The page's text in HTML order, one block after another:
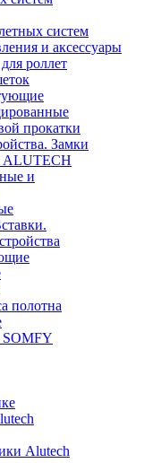
систем
и аксессуары
роллет
прокатки
Замки
ALUTECH
и
полотна
SOMFY
Alutech